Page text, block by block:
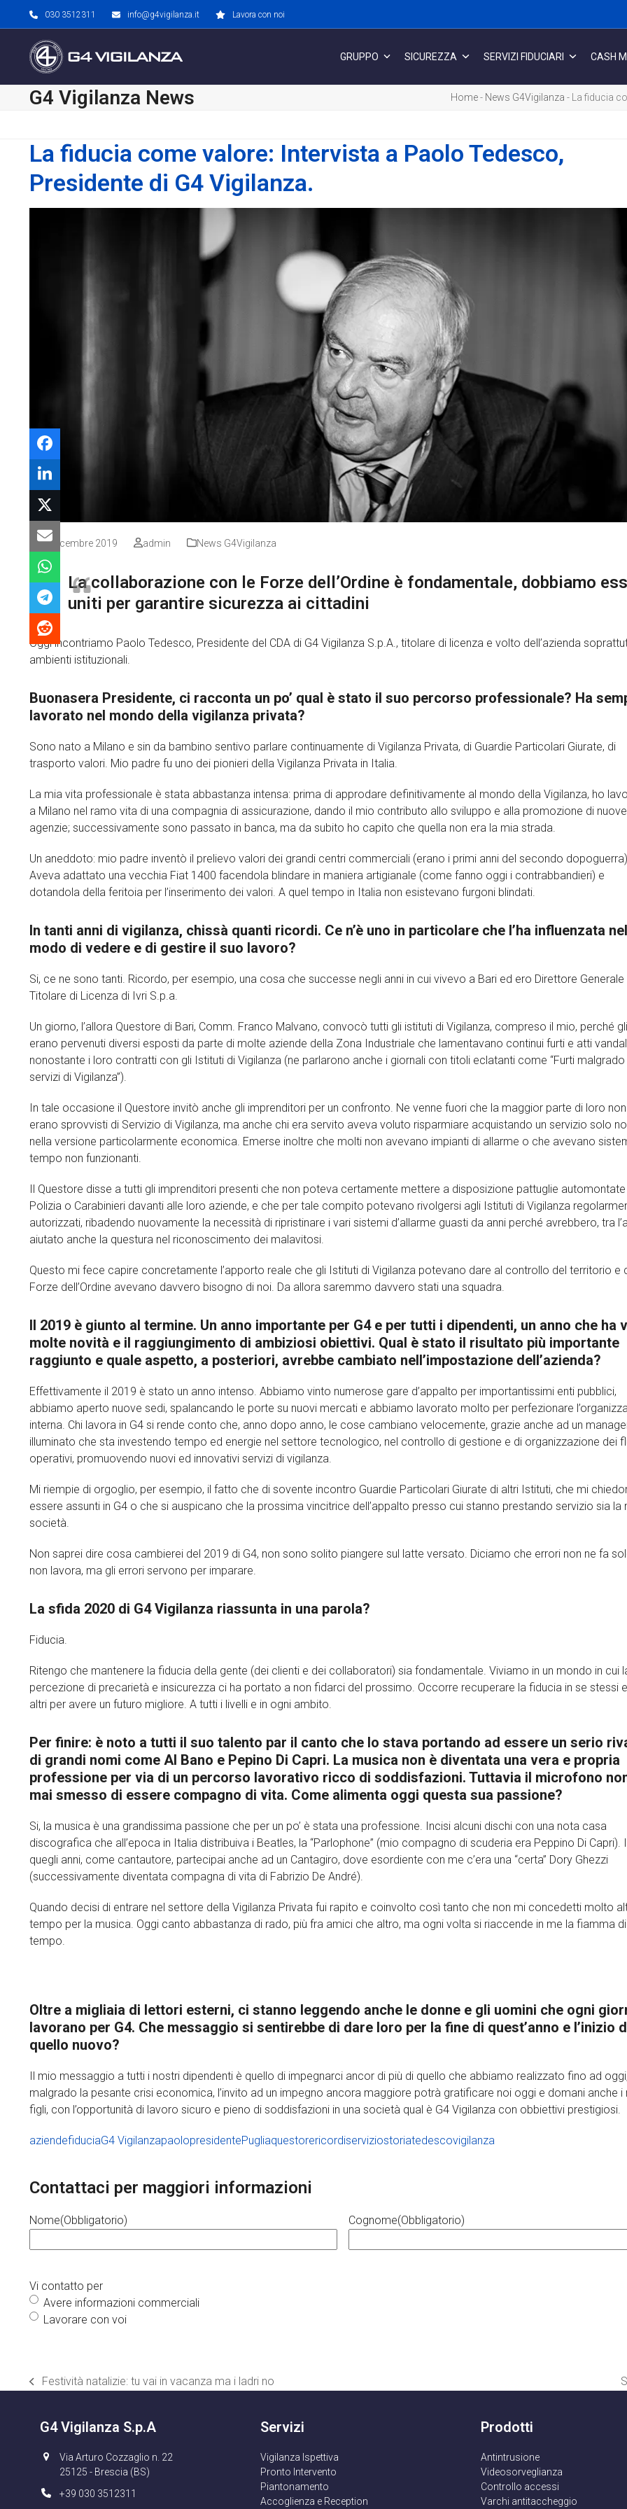
content
030 3512311 info@g4vigilanza.it Lavora con noi
GRUPPO SICUREZZA SERVIZI FIDUCIARI CASH
G4 Vigilanza News Home- News G4Vigilanza - La fiducia
La fiducia come valore: Intervista a Paolo Tedesco,
Presidente di G4 Vigilanza.
17 Dicembre 2019 admin News G4Vigilanza
La collaborazione con le Forze dell’Ordine è fondamentale, dobbiamo
uniti per garantire sicurezza ai cittadini
Oggi incontriamo Paolo Tedesco, Presidente del CDA di G4 Vigilanza S.p.A., titolare di licenza e volto dell’azienda
ambienti istituzionali.
Buonasera Presidente, ci racconta un po’ qual è stato il suo percorso professionale? Ha
lavorato nel mondo della vigilanza privata?
Sono nato a Milano e sin da bambino sentivo parlare continuamente di Vigilanza Privata, di Guardie Particolari Giurate, di
trasporto valori. Mio padre fu uno dei pionieri della Vigilanza Privata in Italia.
La mia vita professionale è stata abbastanza intensa: prima di approdare definitivamente al mondo della Vigilanza, ho
a Milano nel ramo vita di una compagnia di assicurazione, dando il mio contributo allo sviluppo e alla promozione di nuove
agenzie; successivamente sono passato in banca, ma da subito ho capito che quella non era la mia strada.
Un aneddoto: mio padre inventò il prelievo valori dei grandi centri commerciali (erano i primi anni del secondo dopoguerra).
Aveva adattato una vecchia Fiat 1400 facendola blindare in maniera artigianale (come fanno oggi i contrabbandieri) e
dotandola della feritoia per l’inserimento dei valori. A quel tempo in Italia non esistevano furgoni blindati.
In tanti anni di vigilanza, chissà quanti ricordi. Ce n’è uno in particolare che l’ha influenzata nel
modo di vedere e di gestire il suo lavoro?
Si, ce ne sono tanti. Ricordo, per esempio, una cosa che successe negli anni in cui vivevo a Bari ed ero Direttore Generale
Titolare di Licenza di Ivri S.p.a.
Un giorno, l’allora Questore di Bari, Comm. Franco Malvano, convocò tutti gli istituti di Vigilanza, compreso il mio, perché gli
erano pervenuti diversi esposti da parte di molte aziende della Zona Industriale che lamentavano continui furti e atti
nonostante i loro contratti con gli Istituti di Vigilanza (ne parlarono anche i giornali con titoli eclatanti come “Furti malgrado
servizi di Vigilanza”).
In tale occasione il Questore invitò anche gli imprenditori per un confronto. Ne venne fuori che la maggior parte di loro
erano sprovvisti di Servizio di Vigilanza, ma anche chi era servito aveva voluto risparmiare acquistando un servizio solo
nella versione particolarmente economica. Emerse inoltre che molti non avevano impianti di allarme o che avevano
tempo non funzionanti.
Il Questore disse a tutti gli imprenditori presenti che non poteva certamente mettere a disposizione pattuglie
Polizia o Carabinieri davanti alle loro aziende, e che per tale compito potevano rivolgersi agli Istituti di Vigilanza
autorizzati, ribadendo nuovamente la necessità di ripristinare i vari sistemi d’allarme guasti da anni perché avrebbero, tra
aiutato anche la questura nel riconoscimento dei malavitosi.
Questo mi fece capire concretamente l’apporto reale che gli Istituti di Vigilanza potevano dare al controllo del territorio e
Forze dell’Ordine avevano davvero bisogno di noi. Da allora saremmo davvero stati una squadra.
Il 2019 è giunto al termine. Un anno importante per G4 e per tutti i dipendenti, un anno che ha
molte novità e il raggiungimento di ambiziosi obiettivi. Qual è stato il risultato più importante
raggiunto e quale aspetto, a posteriori, avrebbe cambiato nell’impostazione dell’azienda?
Effettivamente il 2019 è stato un anno intenso. Abbiamo vinto numerose gare d’appalto per importantissimi enti pubblici,
abbiamo aperto nuove sedi, spalancando le porte su nuovi mercati e abbiamo lavorato molto per perfezionare
interna. Chi lavora in G4 si rende conto che, anno dopo anno, le cose cambiano velocemente, grazie anche ad un
illuminato che sta investendo tempo ed energie nel settore tecnologico, nel controllo di gestione e di organizzazione dei
operativi, promuovendo nuovi ed innovativi servizi di vigilanza.
Mi riempie di orgoglio, per esempio, il fatto che di sovente incontro Guardie Particolari Giurate di altri Istituti, che mi
essere assunti in G4 o che si auspicano che la prossima vincitrice dell’appalto presso cui stanno prestando servizio sia la
società.
Non saprei dire cosa cambierei del 2019 di G4, non sono solito piangere sul latte versato. Diciamo che errori non ne fa
non lavora, ma gli errori servono per imparare.
La sfida 2020 di G4 Vigilanza riassunta in una parola?
Fiducia.
Ritengo che mantenere la fiducia della gente (dei clienti e dei collaboratori) sia fondamentale. Viviamo in un mondo in cui
percezione di precarietà e insicurezza ci ha portato a non fidarci del prossimo. Occorre recuperare la fiducia in se stessi
altri per avere un futuro migliore. A tutti i livelli e in ogni ambito.
Per finire: è noto a tutti il suo talento par il canto che lo stava portando ad essere un serio
di grandi nomi come Al Bano e Pepino Di Capri. La musica non è diventata una vera e propria
professione per via di un percorso lavorativo ricco di soddisfazioni. Tuttavia il microfono
mai smesso di essere compagno di vita. Come alimenta oggi questa sua passione?
Si, la musica è una grandissima passione che per un po’ è stata una professione. Incisi alcuni dischi con una nota casa
discografica che all’epoca in Italia distribuiva i Beatles, la “Parlophone” (mio compagno di scuderia era Peppino Di Capri).
quegli anni, come cantautore, partecipai anche ad un Cantagiro, dove esordiente con me c’era una “certa” Dory Ghezzi
(successivamente diventata compagna di vita di Fabrizio De André).
Quando decisi di entrare nel settore della Vigilanza Privata fui rapito e coinvolto così tanto che non mi concedetti molto
tempo per la musica. Oggi canto abbastanza di rado, più fra amici che altro, ma ogni volta si riaccende in me la fiamma di
tempo.
Oltre a migliaia di lettori esterni, ci stanno leggendo anche le donne e gli uomini che ogni
lavorano per G4. Che messaggio si sentirebbe di dare loro per la fine di quest’anno e l’inizio
quello nuovo?
Il mio messaggio a tutti i nostri dipendenti è quello di impegnarci ancor di più di quello che abbiamo realizzato fino ad oggi,
malgrado la pesante crisi economica, l’invito ad un impegno ancora maggiore potrà gratificare noi oggi e domani anche i
figli, con l’opportunità di lavoro sicuro e pieno di soddisfazioni in una società qual è G4 Vigilanza con obbiettivi prestigiosi.
aziendefiduciaG4 VigilanzapaolopresidentePugliaquestorericordiserviziostoriatedescovigilanza
Contattaci per maggiori informazioni
Nome(Obbligatorio) Cognome(Obbligatorio)
Vi contatto per
Avere informazioni commerciali
Lavorare con voi
post
Festività natalizie: tu vai in vacanza ma i ladri no
G4 Vigilanza S.p.A
Via Arturo Cozzaglio n. 22
25125 - Brescia (BS)
+39 030 3512311
Servizi
Vigilanza Ispettiva
Pronto Intervento
Piantonamento
Accoglienza e Reception
Prodotti
Antintrusione
Videosorveglianza
Controllo accessi
Varchi antitaccheggio